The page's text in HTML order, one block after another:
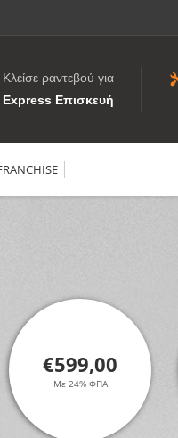
Κλείσε ραντεβού για
Express Επισκευή
€599,00
Με 24% ΦΠΑ